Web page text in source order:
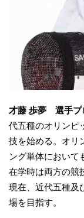
才藤 歩夢 選手プ
代五種のオリンピ
技を始める。オリ
ング単体において
在学時は両方の競
現在、近代五種及
場を目指す。